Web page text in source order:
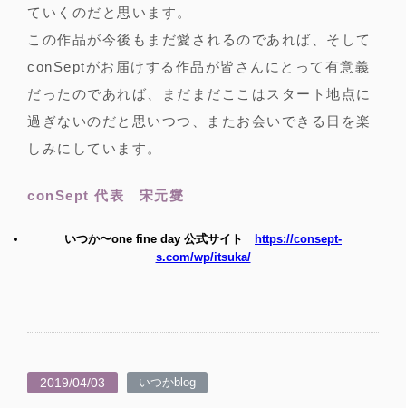
ていくのだと思います。
この作品が今後もまだ愛されるのであれば、そして
conSeptがお届けする作品が皆さんにとって有意義
だったのであれば、まだまだここはスタート地点に
過ぎないのだと思いつつ、またお会いできる日を楽
しみにしています。
conSept 代表 宋元燮
いつか〜one fine day 公式サイト
https://consept-
s.com/wp/itsuka/
2019/04/03 いつかblog